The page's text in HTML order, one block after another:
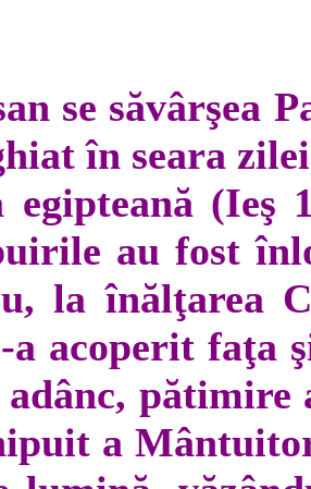
se săvârşea
în seara
egipteană (Ieş
au fost
la înălţarea
a acoperit faţa
a